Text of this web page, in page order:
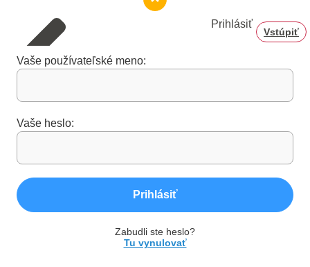
Prihlásiť
Vstúpiť
Vaše používateľské meno:
Vaše heslo:
Prihlásiť
Zabudli ste heslo?
Tu vynulovať